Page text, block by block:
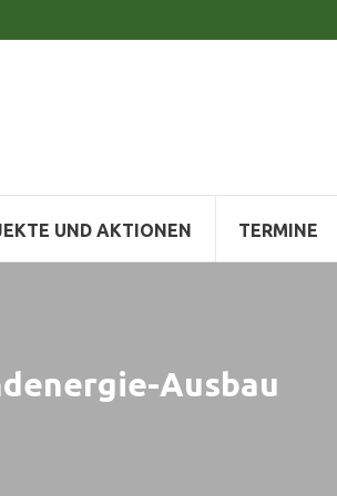
UND AKTIONEN TERMINE
Ausbau